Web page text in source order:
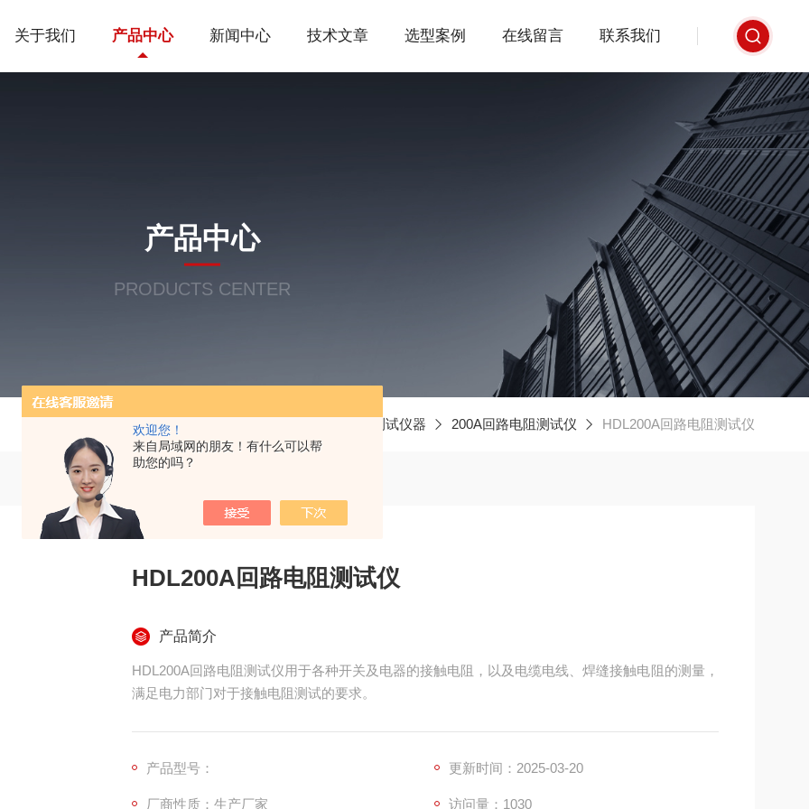
欢迎您！
来自局域网的朋友！有什么可以帮
助您的吗？
关于我们 产品中心 新闻中心 技术文章 选型案例 在线留言 联系我们
产品中心
PRODUCTS CENTER
当前位置：首页 断路器（开关）测试仪器 200A回路电阻测试仪 HDL200A回路电阻测试仪
HDL200A回路电阻测试仪
产品简介
HDL200A回路电阻测试仪用于各种开关及电器的接触电阻，以及电缆电线、焊缝接触电阻的测量，
满足电力部门对于接触电阻测试的要求。
产品型号： 更新时间：2025-03-20
厂商性质：生产厂家 访问量：1030